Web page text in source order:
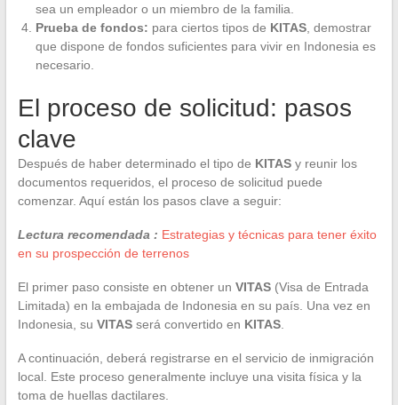
sea un empleador o un miembro de la familia.
Prueba de fondos: para ciertos tipos de KITAS, demostrar
que dispone de fondos suficientes para vivir en Indonesia es
necesario.
El proceso de solicitud: pasos
clave
Después de haber determinado el tipo de KITASy reunir los
documentos requeridos, el proceso de solicitud puede
comenzar. Aquí están los pasos clave a seguir:
Lectura recomendada : Estrategias y técnicas para tener éxito
en su prospección de terrenos
El primer paso consiste en obtener un VITAS(Visa de Entrada
Limitada) en la embajada de Indonesia en su país. Una vez en
Indonesia, su VITASserá convertido en KITAS.
A continuación, deberá registrarse en el servicio de inmigración
local. Este proceso generalmente incluye una visita física y la
toma de huellas dactilares.